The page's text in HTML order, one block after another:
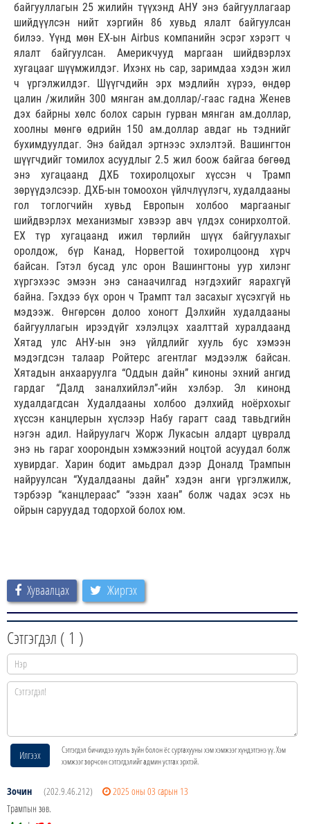
байгууллагын 25 жилийн түүхэнд АНУ энэ байгууллагаар
шийдүүлсэн нийт хэргийн 86 хувьд ялалт байгуулсан
билээ. Үүнд мөн ЕХ-ын Airbus компанийн эсрэг хэрэгт ч
ялалт байгуулсан. Америкчууд маргаан шийдвэрлэх
хугацааг шүүмжилдэг. Ихэнх нь сар, заримдаа хэдэн жил
ч үргэлжилдэг. Шүүгчдийн эрх мэдлийн хүрээ, өндөр
цалин /жилийн 300 мянган ам.доллар/-гаас гадна Женев
дэх байрны хөлс болох сарын гурван мянган ам.доллар,
хоолны мөнгө өдрийн 150 ам.доллар авдаг нь тэднийг
бухимдуулдаг. Энэ байдал эртнээс эхлэлтэй. Вашингтон
шүүгчдийг томилох асуудлыг 2.5 жил боож байгаа бөгөөд
энэ хугацаанд ДХБ тохиролцохыг хүссэн ч Трамп
зөрүүдэлсээр. ДХБ-ын томоохон үйлчлүүлэгч, худалдааны
гол тоглогчийн хувьд Европын холбоо маргааныг
шийдвэрлэх механизмыг хэвээр авч үлдэх сонирхолтой.
ЕХ түр хугацаанд ижил төрлийн шүүх байгуулахыг
оролдож, бүр Канад, Норвегтой тохиролцоонд хүрч
байсан. Гэтэл бусад улс орон Вашингтоны уур хилэнг
хүргэхээс эмээн энэ санаачилгад нэгдэхийг яарахгүй
байна. Гэхдээ бүх орон ч Трампт тал засахыг хүсэхгүй нь
мэдээж. Өнгөрсөн долоо хоногт Дэлхийн худалдааны
байгууллагын ирээдүйг хэлэлцэх хаалттай хуралдаанд
Хятад улс АНУ-ын энэ үйлдлийг хууль бус хэмээн
мэдэгдсэн талаар Ройтерс агентлаг мэдээлж байсан.
Хятадын анхааруулга “Оддын дайн” киноны эхний ангид
гардаг “Далд заналхийлэл”-ийн хэлбэр. Эл кинонд
худалдагдсан Худалдааны холбоо дэлхийд ноёрхохыг
хүссэн канцлерын хүслээр Набу гарагт саад тавьдгийн
нэгэн адил. Найруулагч Жорж Лукасын алдарт цувралд
энэ нь гараг хоорондын хэмжээний ноцтой асуудал болж
хувирдаг. Харин бодит амьдрал дээр Доналд Трампын
найруулсан “Худалдааны дайн” хэдэн анги үргэлжилж,
тэрбээр “канцлераас” “эзэн хаан” болж чадах эсэх нь
ойрын саруудад тодорхой болох юм.
Хуваалцах Жиргэх
Сэтгэгдэл ( 1 )
Илгээх
Сэтгэгдэл бичихдээ хууль зүйн болон ёс суртахууны хэм хэмжээг хүндэтгэнэ үү. Хэм
хэмжээг зөрчсөн сэтгэгдэлийг админ устгах эрхтэй.
Зочин (202.9.46.212)
2025 оны 03 сарын 13
Трампын зөв.